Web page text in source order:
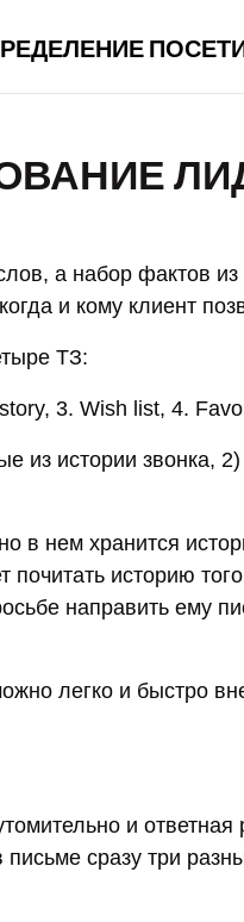
а набор фактов из
и кому клиент
ТЗ:
3. Wish list, 4.
из истории звонка,
в нем хранится
историю
направить ему
легко и быстро
и
письме сразу три